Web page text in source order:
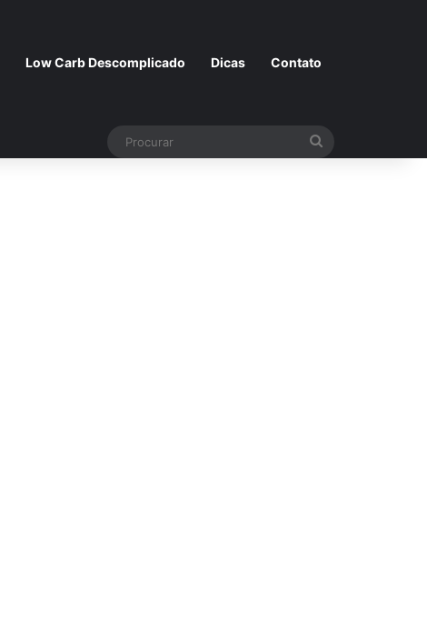
Low Carb Descomplicado Dicas Contato